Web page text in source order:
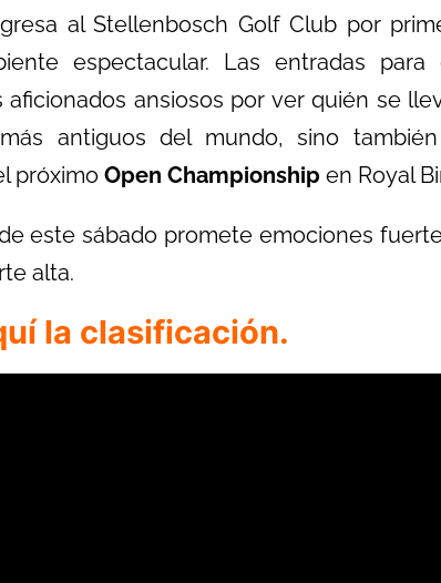
al Stellenbosch Golf Club por
espectacular. Las entradas
aficionados ansiosos por ver quién se
antiguos del mundo, sino
próximo Open Championship en Royal
este sábado promete emociones
alta.
la clasificación.